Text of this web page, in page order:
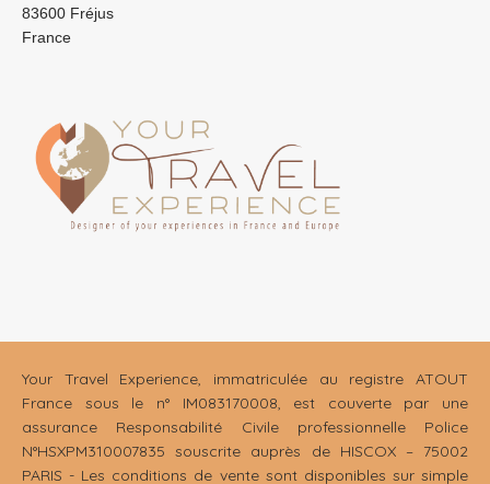
83600 Fréjus
France
Your Travel Experience, immatriculée au registre ATOUT
France sous le n° IM083170008, est couverte par une
assurance Responsabilité Civile professionnelle Police
N°HSXPM310007835 souscrite auprès de HISCOX – 75002
PARIS - Les conditions de vente sont disponibles sur simple